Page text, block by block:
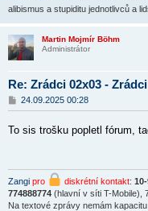
alibismus a stupiditu jednotlivců a
Martin Mojmír Böhm
Administrátor
Re: Zrádci 02x03 -
P
ř
s
e
k
24.09.2025 00:28
To sis trošku popletl fórum,
Zangi pro diskrétní kontakt:
774888774 (hlavní v síti T-Mobile),
Na textové zprávy nemám